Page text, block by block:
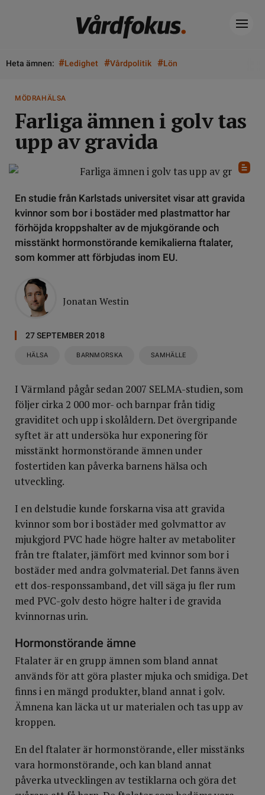
Heta ämnen: #Ledighet #Vårdpolitik #Lön
MÖDRAHÄLSA
Farliga ämnen i golv tas
upp av gravida
En studie från Karlstads universitet visar att gravida
kvinnor som bor i bostäder med plastmattor har
förhöjda kroppshalter av de mjukgörande och
misstänkt hormonstörande kemikalierna ftalater,
som kommer att förbjudas inom EU.
Jonatan Westin
27 SEPTEMBER 2018
HÄLSA BARNMORSKA SAMHÄLLE
I Värmland pågår sedan 2007 SELMA-studien, som
följer cirka 2 000 mor- och barnpar från tidig
graviditet och upp i skolåldern. Det övergripande
syftet är att undersöka hur exponering för
misstänkt hormonstörande ämnen under
fostertiden kan påverka barnens hälsa och
utveckling.
I en delstudie kunde forskarna visa att gravida
kvinnor som bor i bostäder med golvmattor av
mjukgjord PVC hade högre halter av metaboliter
från tre ftalater, jämfört med kvinnor som bor i
bostäder med andra golvmaterial. Det fanns även
ett dos-responssamband, det vill säga ju fler rum
med PVC-golv desto högre halter i de gravida
kvinnornas urin.
Hormonstörande ämne
Ftalater är en grupp ämnen som bland annat
används för att göra plaster mjuka och smidiga. Det
finns i en mängd produkter, bland annat i golv.
Ämnena kan läcka ut ur materialen och tas upp av
kroppen.
En del ftalater är hormonstörande, eller misstänks
vara hormonstörande, och kan bland annat
påverka utvecklingen av testiklarna och göra det